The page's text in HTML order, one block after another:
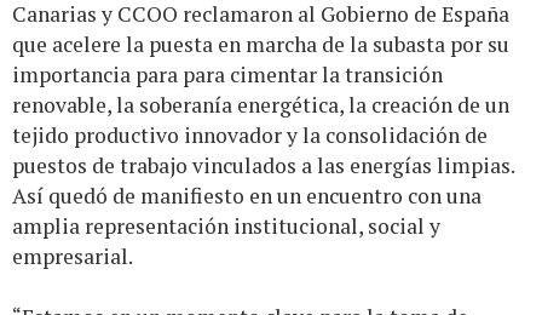
Canarias y CCOO reclamaron al Gobierno de España
que acelere la puesta en marcha de la subasta por su
importancia para para cimentar la transición
renovable, la soberanía energética, la creación de un
tejido productivo innovador y la consolidación de
puestos de trabajo vinculados a las energías limpias.
Así quedó de manifiesto en un encuentro con una
amplia representación institucional, social y
empresarial.